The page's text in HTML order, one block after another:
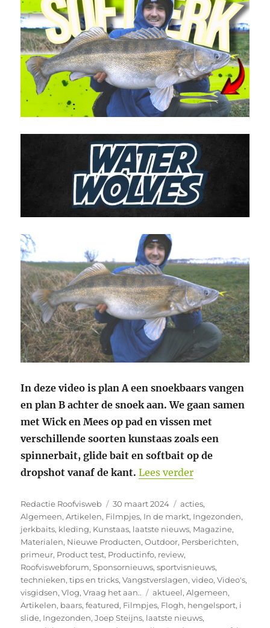
In deze video is plan A een snoekbaars vangen
en plan B achter de snoek aan. We gaan samen
met Wick en Mees op pad en vissen met
verschillende soorten kunstaas zoals een
spinnerbait, glide bait en softbait op de
dropshot vanaf de kant. Lees verder“Hij vangt
Auteur
Redactie Roofvisweb
Geplaatst
op
30 maart 2024 Categorieën
acties,
Algemeen,Artikelen, Filmpjes, In de markt, Ingezonden,
jerkbaits, kleding, Kunstaas, laatste nieuws, Magazine,
Materialen, Nieuwe Producten,Outdoor, Persberichten,
primeur, Product test, Productinfo, review,
Roofviswebforum,Sponsornieuws,sportvisnieuws,
technieken,tips en tricks,Vangstverslagen,video,Video's,
visgidsen,Vlog,Vraag het aan.. Tags
aktueel,Algemeen,
Artikelen, baars,featured, Filmpjes, Flogh, hengelsport, i
slide, Ingezonden,Joep Steijns, laatste nieuws,